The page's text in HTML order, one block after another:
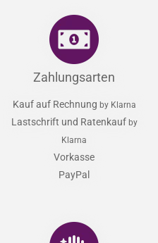
Zahlungsarten
Kauf auf Rechnung by Klarna
Lastschrift und Ratenkauf by
Klarna
Vorkasse
PayPal